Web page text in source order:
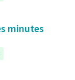
minutes